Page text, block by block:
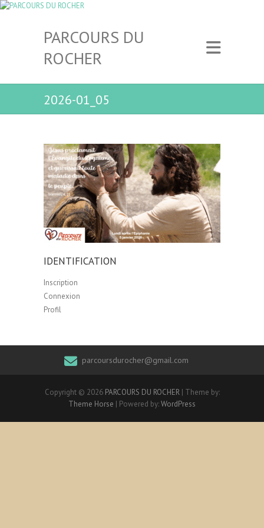
PARCOURS DU
ROCHER
2026-01_05
IDENTIFICATION
Inscription
Connexion
Profil
parcoursdurocher@gmail.com
Copyright © 2026 PARCOURS DU ROCHER| Theme by:
Theme Horse | Powered by:WordPress